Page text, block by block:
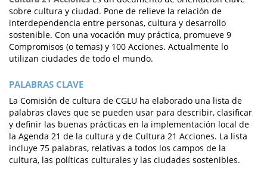
sobre cultura y ciudad. Pone de relieve la relación de
interdependencia entre personas, cultura y desarrollo
sostenible. Con una vocación muy práctica, promueve 9
Compromisos (o temas) y 100 Acciones. Actualmente lo
utilizan ciudades de todo el mundo.
PALABRAS CLAVE
La Comisión de cultura de CGLU ha elaborado una lista de
palabras claves que se pueden usar para describir, clasificar
y definir las buenas prácticas en la implementación local de
la Agenda 21 de la cultura y de Cultura 21 Acciones. La lista
incluye 75 palabras, relativas a todos los campos de la
cultura, las políticas culturales y las ciudades sostenibles.